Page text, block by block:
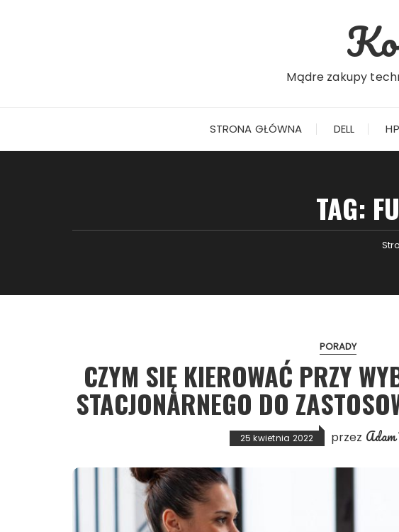
Mądre zakupy
STRONA GŁÓWNA DELL HP
TAG:
PORADY
CZYM SIĘ KIEROWAĆ PRZY
STACJONARNEGO DO
25 kwietnia 2022 przez